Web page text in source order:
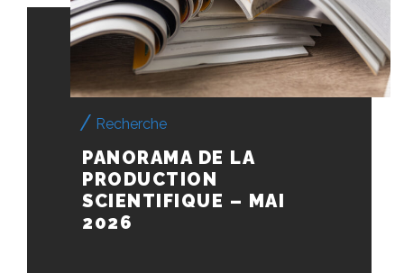
Recherche
PANORAMA DE LA
PRODUCTION
SCIENTIFIQUE – MAI
2026